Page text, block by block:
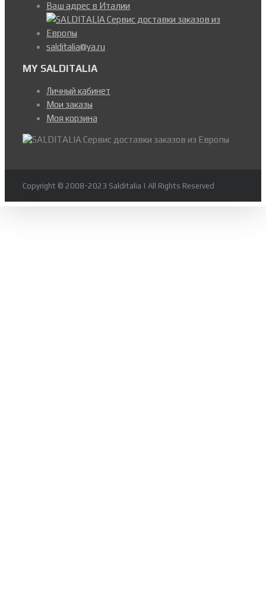
Ваш адрес в Италии
salditalia@ya.ru
MY SALDITALIA
Личный кабинет
Мои заказы
Моя корзина
Copyright © 2008-2023 Salditalia | All Rights Reserved